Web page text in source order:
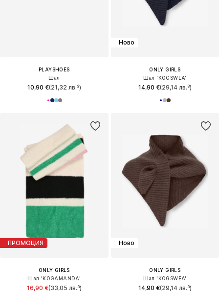
PLAYSHOES
Шал
10,90 €(21,32 лв.³)
Ново
ONLY GIRLS
Шал 'KOGSWEA'
14,90 €(29,14 лв.³)
ПРОМОЦИЯ
ONLY GIRLS
Шал 'KOGAMANDA'
16,90 €(33,05 лв.³)
Ново
ONLY GIRLS
Шал 'KOGSWEA'
14,90 €(29,14 лв.³)